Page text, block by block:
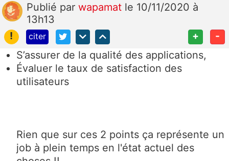
Publié par wapamat le 10/11/2020 à
13h13
!
citer +
-
S’assurer de la qualité des applications,
Évaluer le taux de satisfaction des
utilisateurs
Rien que sur ces 2 points ça représente un
job à plein temps en l'état actuel des